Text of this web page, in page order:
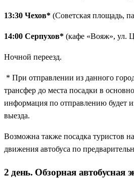
13:30 Чехов* (Советская площадь,
14:00 Серпухов* (кафе «Вояж», ул.
Ночной переезд.
* При отправлении из данного
трансфер до места посадки в
информация по отправлению будет
выезда.
Возможна также посадка туристов
движения автобуса по
2 день. Обзорная автобусная